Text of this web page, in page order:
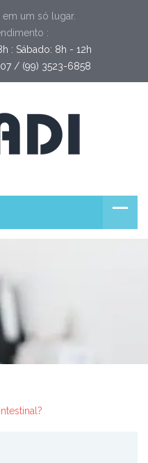
em um só lugar.
:
: Sábado: 8h - 12h
/ (99) 3523-6858